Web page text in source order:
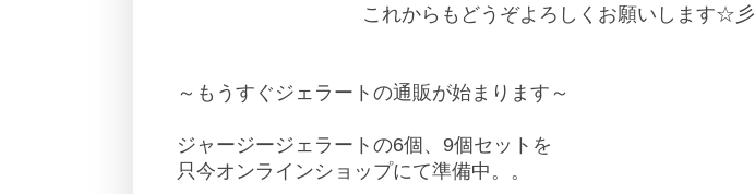
これからもどうぞよろしくお願いします☆彡
～もうすぐジェラートの通販が始まります～
ジャージージェラートの6個、9個セットを
只今オンラインショップにて準備中。。